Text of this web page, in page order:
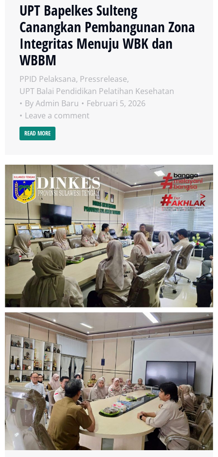
UPT Bapelkes Sulteng
Canangkan Pembangunan Zona
Integritas Menuju WBK dan
WBBM
PPID Pelaksana, Pressrelease,
UPT Balai Pendidikan Pelatihan Kesehatan
ByAdmin Baru
Februari 5, 2026
Leave a comment
READ MORE